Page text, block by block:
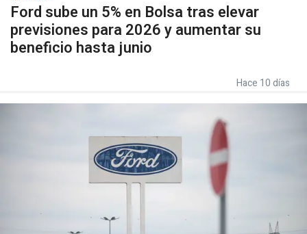
Ford sube un 5% en Bolsa tras elevar
previsiones para 2026 y aumentar su
beneficio hasta junio
Hace 10 días